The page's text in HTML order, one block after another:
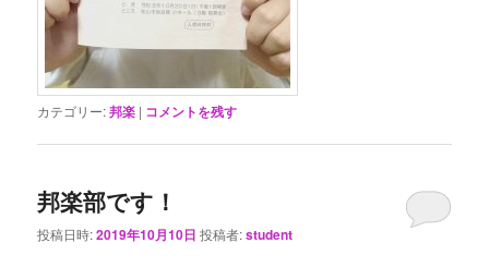
カテゴリー:邦楽 | コメントを残す
邦楽部です！
投稿日時:2019年10月10日 投稿者:student